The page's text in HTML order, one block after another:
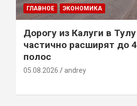
ГЛАВНОЕ ЭКОНОМИКА
Дорогу из Калуги в Тулу
частично расширят до 4
полос
05.08.2026 andrey